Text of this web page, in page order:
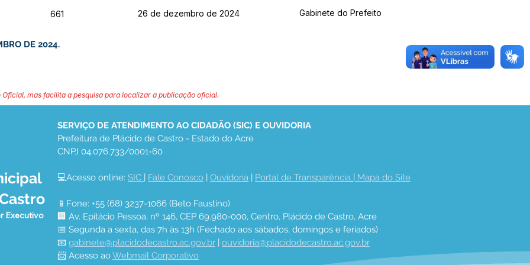
661
26 de dezembro de 2024 Gabinete do Prefeito
DE 2024.
mas facilita a pesquisa para localizar a publicação oficial.
Executivo
SERVIÇO DE ATENDIMENTO AO CIDADÃO (SIC) E OUVIDORIA
Prefeitura de Plácido de Castro - Estado do Acre
CNPJ 04.076.733/0001-60
💻Acesso online: SIC | Fale Conosco | Ouvidoria | Portal de Transparência | Mapa do Site
📱Fone: +55 (68) 3237-1066 (Beto Faustino)
🏢 Av. Epitácio Pessoa, nº 146, CEP 69.980-000, Centro, Plácido de Castro, Acre
📅 Segunda a sexta, das 7h às 13h (Fechado aos sábados, domingos e feriados)
📧 gabinete@placidodecastro.ac.gov.br | ouvidoria@placidodecastro.ac.gov.br
📨 Acesso ao Webmail Corporativo